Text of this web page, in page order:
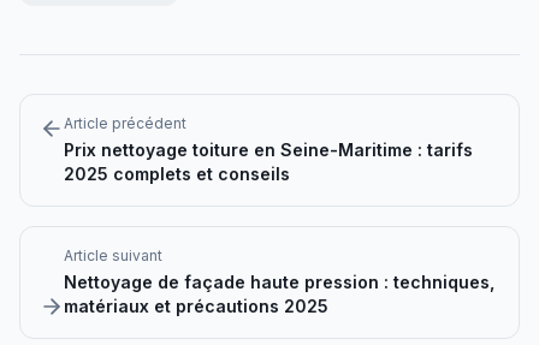
Article précédent
Prix nettoyage toiture en Seine-Maritime : tarifs
2025 complets et conseils
Article suivant
Nettoyage de façade haute pression : techniques,
matériaux et précautions 2025